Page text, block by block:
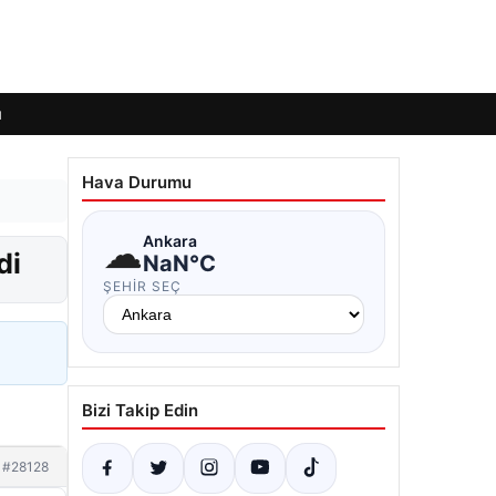
#28128
Hava Durumu
☁Ankara
NaN°C
ŞEHIR SEÇ
Bizi Takip Edin